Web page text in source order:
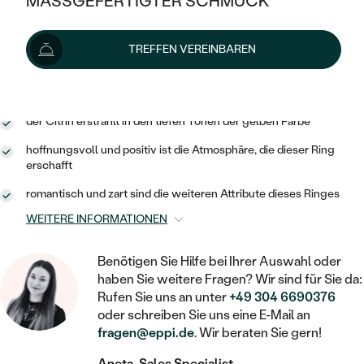
KLASSISCH
V-FORM
VINTAGE
AUSSERGEWÖHNLICHE
GEHÄMMERTE
VON HAND GRAVIERTE
MIT MEHREREN DIAMANTEN
HALO
VINTAGE
AUSSERGEWÖHNLICH
GESTALTE EINEN RING
WÄHLE EINEN RING
DIAMANTEN ZUM EINFASSEN
AUSVERKAUF
WENN SCHMUCK HILFT
NACH TYP
OHRRINGE
RINGE
ARMBÄNDER
SCHMUCKSET
PLATIN
OHRSTECKER
MINIMALISTISCHE
OHRHÄNGER
SOLITÄR
HERZ
GOLD
SILBER
NACH STYL
SOLITÄR
PERSONALISIERT
MIT STERNZEICHEN
AUSVERKAUF
GOLD
SILBER
PLATIN
MEMOIRE
MINIMALISTISCHE
TREFFEN VEREINBAREN
721 €mit dem CodeSUN10 .
der Citrin erstrahlt in den tiefen Tönen der gelben Farbe
hoffnungsvoll und positiv ist die Atmosphäre, die dieser Ring
erschafft
romantisch und zart sind die weiteren Attribute dieses Ringes
WEITERE INFORMATIONEN
Benötigen Sie Hilfe bei Ihrer Auswahl oder
haben Sie weitere Fragen? Wir sind für Sie da:
Rufen Sie uns an unter+49 304 6690376
oder schreiben Sie uns eine E-Mail an
fragen@eppi.de. Wir beraten Sie gern!